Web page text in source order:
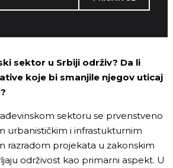
sektor u Srbiji održiv? Da li
koje bi smanjile njegov uticaj
sektoru se prvenstveno
urbanističkim i infrastukturnim
razradom projekata u zakonskim
održivost kao primarni aspekt. U